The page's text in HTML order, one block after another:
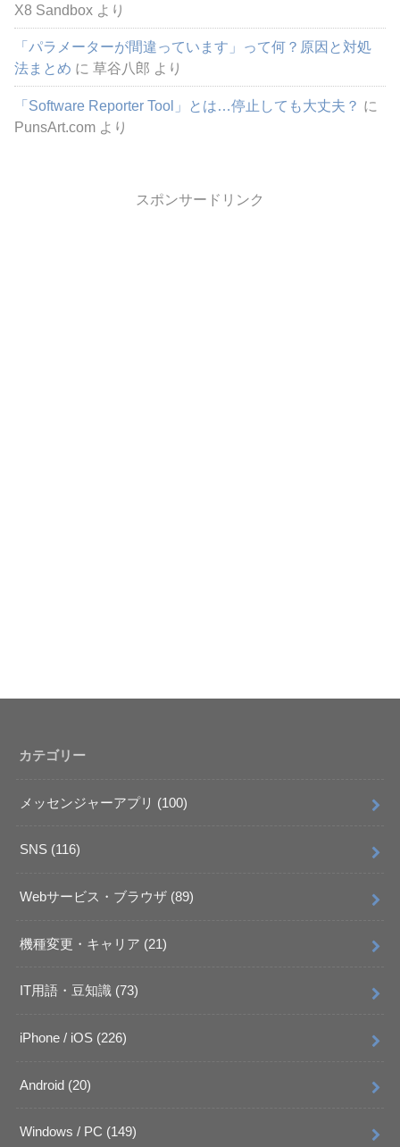
X8 Sandbox より
「パラメーターが間違っています」って何？原因と対処
法まとめ に草谷八郎 より
「Software Reporter Tool」とは…停止しても大丈夫？ に
PunsArt.com より
スポンサードリンク
カテゴリー
メッセンジャーアプリ (100)
SNS (116)
Webサービス・ブラウザ (89)
機種変更・キャリア (21)
IT用語・豆知識 (73)
iPhone / iOS (226)
Android (20)
Windows / PC (149)